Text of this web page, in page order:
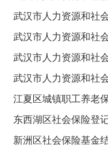
武汉市人力资源和社
武汉市人力资源和社
武汉市人力资源和社
武汉市人力资源和社
江夏区城镇职工养老
东西湖区社会保险登
新洲区社会保险基金